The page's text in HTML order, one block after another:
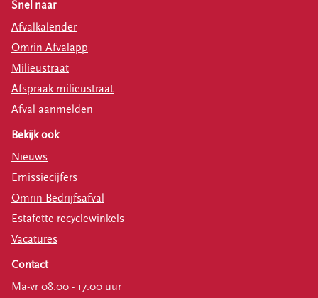
Snel naar
Afvalkalender
Omrin Afvalapp
Milieustraat
Afspraak milieustraat
Afval aanmelden
Bekijk ook
Nieuws
Emissiecijfers
Omrin Bedrijfsafval
Estafette recyclewinkels
Vacatures
Contact
Ma-vr 08:00 - 17:00 uur